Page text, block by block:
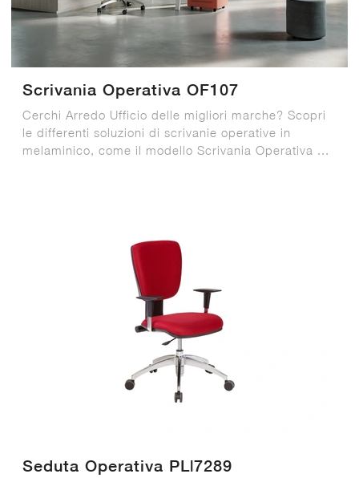
Scrivania Operativa OF107
Cerchi Arredo Ufficio delle migliori marche? Scopri
le differenti soluzioni di scrivanie operative in
melaminico, come il modello Scrivania Operativa ...
Seduta Operativa PL|7289